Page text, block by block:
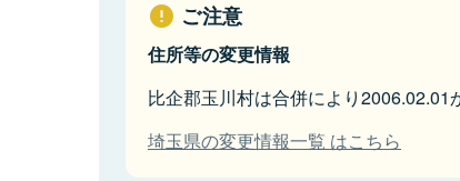
ご注意
住所等の変更情報
比企郡玉川村は合併により
埼玉県の変更情報一覧 はこちら